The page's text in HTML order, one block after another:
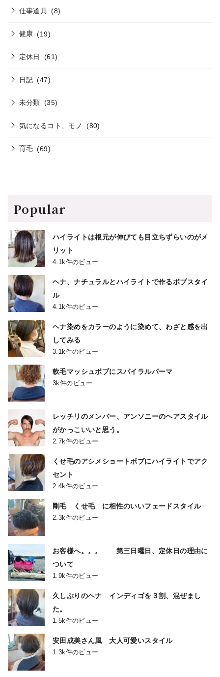
仕事道具 (8)
健康 (19)
定休日 (61)
日記 (47)
未分類 (35)
気になるコト、モノ (80)
育毛 (69)
Popular
ハイライトは根元が伸びても目立ちずらいのがメ
リット
4.1k件のビュー
ヘナ、ナチュラルとハイライトで作るボブスタイ
ル
4.1k件のビュー
ヘナ染めをカラーのように染めて、わざと感を出
してみる
3.1k件のビュー
軟毛マッシュボブにスパイラルパーマ
3k件のビュー
レッチリのメンバー、アンソニーのヘアスタイル
がかっこいいと思う。
2.7k件のビュー
くせ毛のアシメショートボブにハイライトでアク
セント
2.4k件のビュー
剛毛 くせ毛 に相性のいいフェードスタイル
2.3k件のビュー
お客様へ。。。 第三日曜日、定休日の理由に
ついて
1.9k件のビュー
久しぶりのヘナ インディゴを３割、混ぜまし
た。
1.5k件のビュー
安田成美さん風 大人可愛いスタイル
1.3k件のビュー